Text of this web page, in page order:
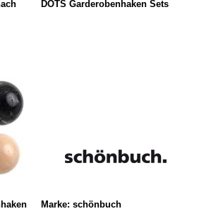
DOTS Garderobenhaken Sets
Marke: schönbuch